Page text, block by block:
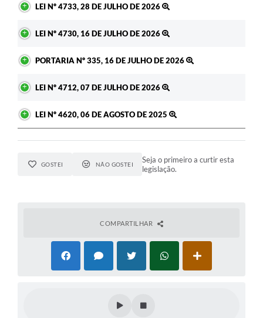
LEI Nº 4733, 28 DE JULHO DE 2026
LEI Nº 4730, 16 DE JULHO DE 2026
PORTARIA Nº 335, 16 DE JULHO DE 2026
LEI Nº 4712, 07 DE JULHO DE 2026
LEI Nº 4620, 06 DE AGOSTO DE 2025
GOSTEI NÃO GOSTEI
Seja o primeiro a curtir esta
legislação.
COMPARTILHAR